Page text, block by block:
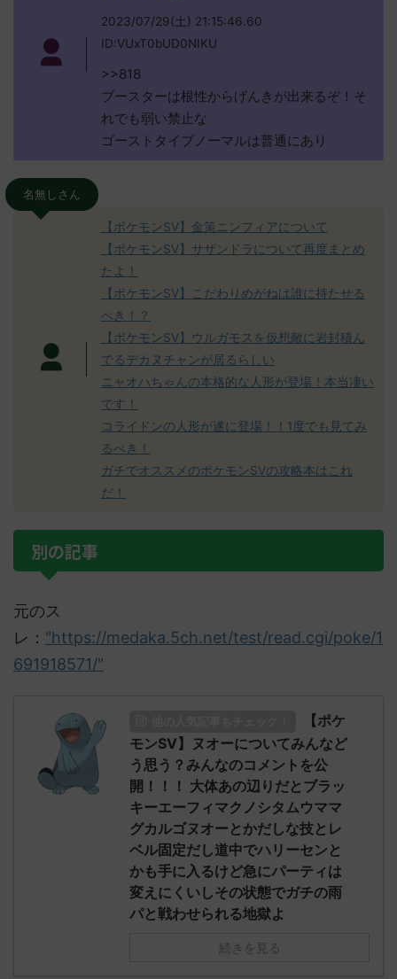
2023/07/29(土) 21:15:46.60
ID:VUxT0bUD0NIKU
>>818
ブースターは根性からげんきが出来るぞ！そ
れでも弱い禁止な
ゴーストタイプノーマルは普通にあり
名無しさん
【ポケモンSV】金策ニンフィアについて
【ポケモンSV】サザンドラについて再度まとめ
たよ！
【ポケモンSV】こだわりめがねは誰に持たせる
べき！？
【ポケモンSV】ウルガモスを仮想敵に岩封積ん
でるデカヌチャンが居るらしい
ニャオハちゃんの本格的な人形が登場！本当凄い
です！
コライドンの人形が遂に登場！！1度でも見てみ
るべき！
ガチでオススメのポケモンSVの攻略本はこれ
だ！
別の記事
元のス
レ： "https://medaka.5ch.net/test/read.cgi/poke/1
691918571/"
【ポケ
モンSV】ヌオーについてみんなど
う思う？みんなのコメントを公
開！！！ 大体あの辺りだとブラッ
キーエーフィマクノシタムウママ
グカルゴヌオーとかだしな技とレ
ベル固定だし道中でハリーセンと
かも手に入るけど急にパーティは
変えにくいしその状態でガチの雨
パと戦わせられる地獄よ
続きを見る